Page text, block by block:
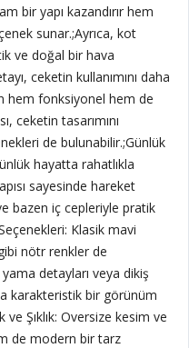
bir yapı kazandırır hem
sunar.;Ayrıca, kot
ve doğal bir hava
ceketin kullanımını daha
hem fonksiyonel hem de
ceketin tasarımını
de bulunabilir.;Günlük
hayatta rahatlıkla
sayesinde hareket
bazen iç cepleriyle pratik
Klasik mavi
nötr renkler de
detayları veya dikiş
karakteristik bir görünüm
ve Şıklık: Oversize kesim ve
de modern bir tarz